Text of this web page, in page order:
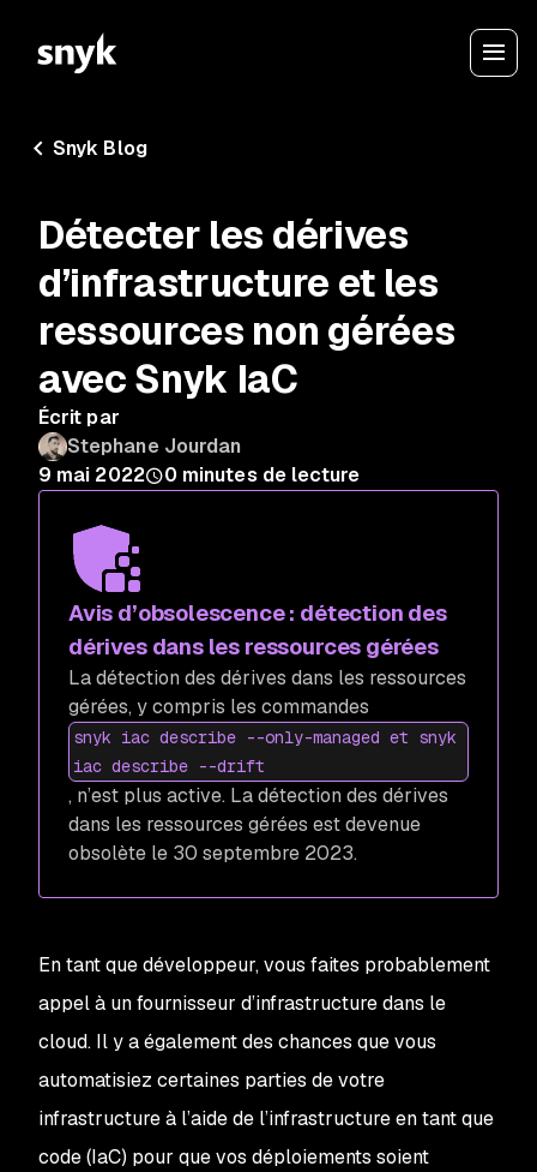
Snyk Blog
Détecter les dérives
d’infrastructure et les
ressources non gérées
avec Snyk IaC
Écrit par
Stephane Jourdan
9 mai 2022
0 minutes de lecture
Avis d’obsolescence : détection des
dérives dans les ressources gérées
La détection des dérives dans les ressources
gérées, y compris les commandes
snyk iac describe --only-managed et snyk
iac describe --drift
, n’est plus active. La détection des dérives
dans les ressources gérées est devenue
obsolète le 30 septembre 2023.
En tant que développeur, vous faites probablement
appel à un fournisseur d’infrastructure dans le
cloud. Il y a également des chances que vous
automatisiez certaines parties de votre
infrastructure à l’aide de l’infrastructure en tant que
code (IaC) pour que vos déploiements soient